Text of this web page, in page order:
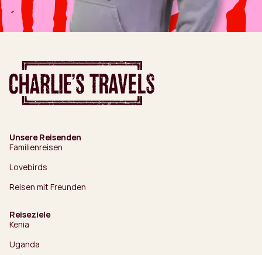
Unsere Reisenden
Familienreisen
Lovebirds
Reisen mit Freunden
Reiseziele
Kenia
Uganda